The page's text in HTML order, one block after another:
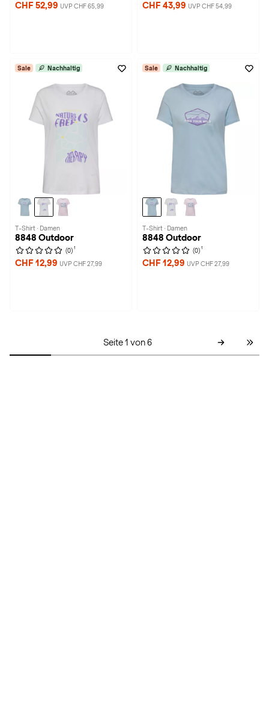
CHF 52,99 UVP CHF 65,99 CHF 43,99 UVP CHF 54,99
Sale Nachhaltig
T-Shirt · Damen
8848 Outdoor
(0) 1
CHF 12,99 UVP CHF 27,99
Sale Nachhaltig
T-Shirt · Damen
8848 Outdoor
(0) 1
CHF 12,99 UVP CHF 27,99
Seite 1 von 6